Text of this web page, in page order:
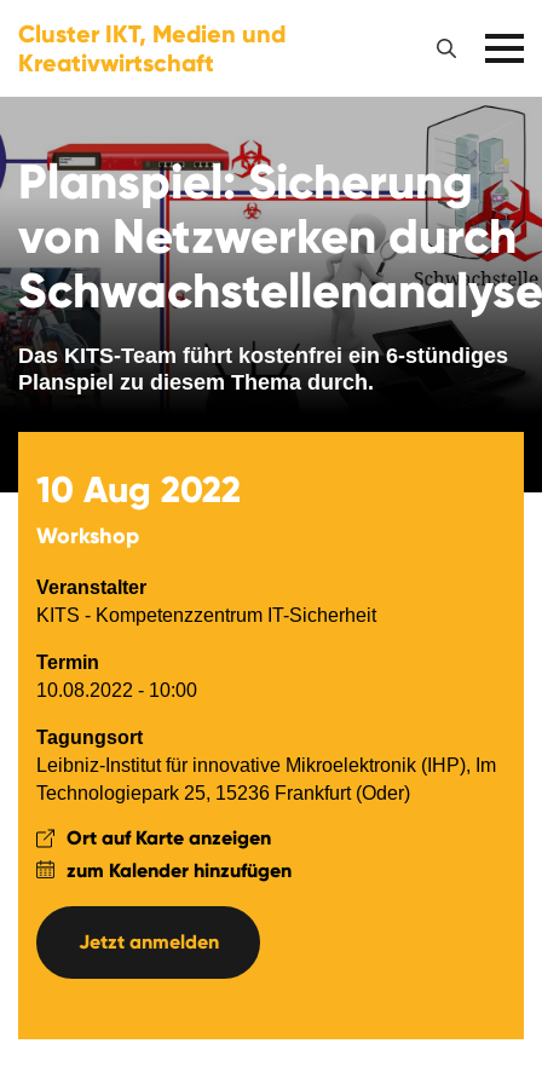
Cluster IKT, Medien und
Kreativwirtschaft
Planspiel: Sicherung
von Netzwerken durch
Schwachstellenanalyse
Das KITS-Team führt kostenfrei ein 6-stündiges
Planspiel zu diesem Thema durch.
10 Aug 2022
Workshop
Veranstalter
KITS - Kompetenzzentrum IT-Sicherheit
Termin
10.08.2022 - 10:00
Tagungsort
Leibniz-Institut für innovative Mikroelektronik (IHP), Im
Technologiepark 25, 15236 Frankfurt (Oder)
Ort auf Karte anzeigen
zum Kalender hinzufügen
Jetzt anmelden